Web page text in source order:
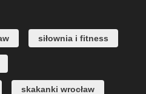
siłownia i fitness
skakanki wrocław